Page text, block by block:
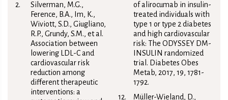
Silverman, M.G.,
Ference, B.A., Im, K.,
Wiviott, S.D., Giugliano,
R.P., Grundy, S.M., et al.
Association between
lowering LDL-C and
cardiovascular risk
reduction among
different therapeutic
interventions: a
of alirocumab in insulin-
treated individuals with
type 1 or type 2 diabetes
and high cardiovascular
risk: The ODYSSEY DM-
INSULIN randomized
trial. Diabetes Obes
Metab, 2017, 19, 1781-
1792.
Müller-Wieland, D.,